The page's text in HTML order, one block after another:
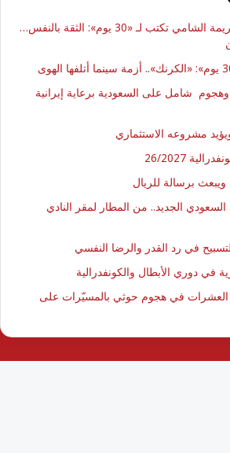
الإعلامية الجزائرية د.كريمة الشامي تكتب لـ «30 يوم»: الثقة بالنفس…
.. وهجوم شامل على السعودية برعاية إيرانية
مشروعه الاستثماري
26/2027
برسالة للريال
الجديد.. من المطار لمقر النادي
في رد القدر والرضا النفسي
في دوري الأبطال والكونفدرالية
وإصابة العشرات في هجوم حوثي بالمسيّرات على